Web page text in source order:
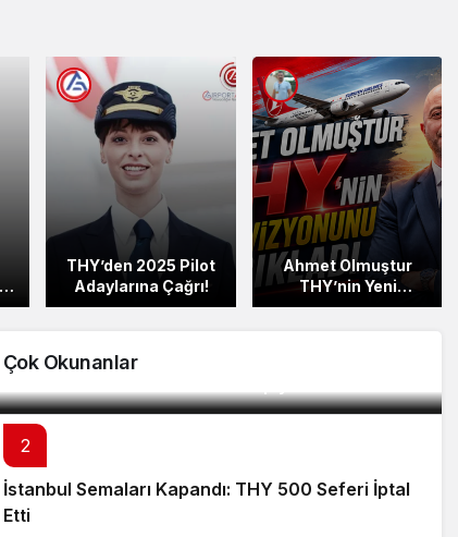
THY’den 2025 Pilot
Adaylarına Çağrı!
Ahmet Olmuştur
THY’nin Yeni
Vizyonunu Açıkladı
Çok Okunanlar
2
İstanbul Semaları Kapandı: THY 500 Seferi İptal
Etti
3
Türk Hava Yolları ve Pegasus Havayolları’nın